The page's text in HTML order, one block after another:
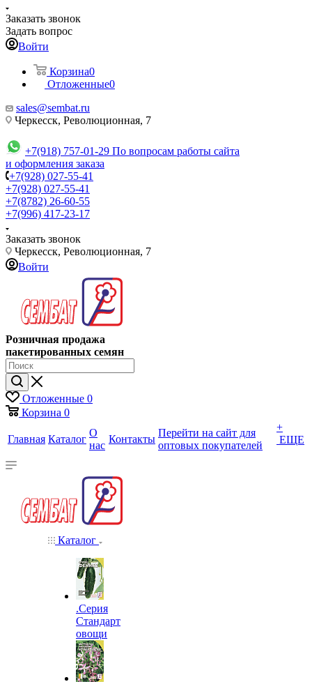
Заказать звонок
Задать вопрос
Войти
Корзина0
Отложенные0
sales@sembat.ru
Черкесск, Революционная, 7
+7(918) 757-01-29 По вопросам работы сайта
и оформления заказа
+7(928) 027-55-41
+7(928) 027-55-41
+7(8782) 26-60-55
+7(996) 417-23-17
Заказать звонок
Черкесск, Революционная, 7
Войти
Розничная продажа
пакетированных семян
Отложенные 0
Корзина 0
Главная Каталог
О
нас
Контакты
Перейти на сайт для
оптовых покупателей
+
ЕЩЕ
Каталог
.Серия
Стандарт
овощи